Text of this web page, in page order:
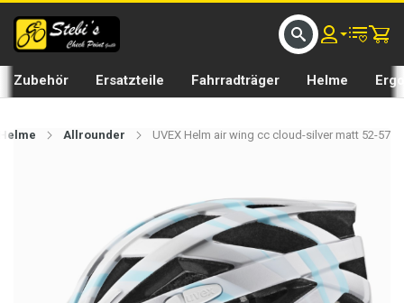
Zubehör Ersatzteile Fahrradträger Helme
Allrounder UVEX Helm air wing cc cloud-silver matt 52-57